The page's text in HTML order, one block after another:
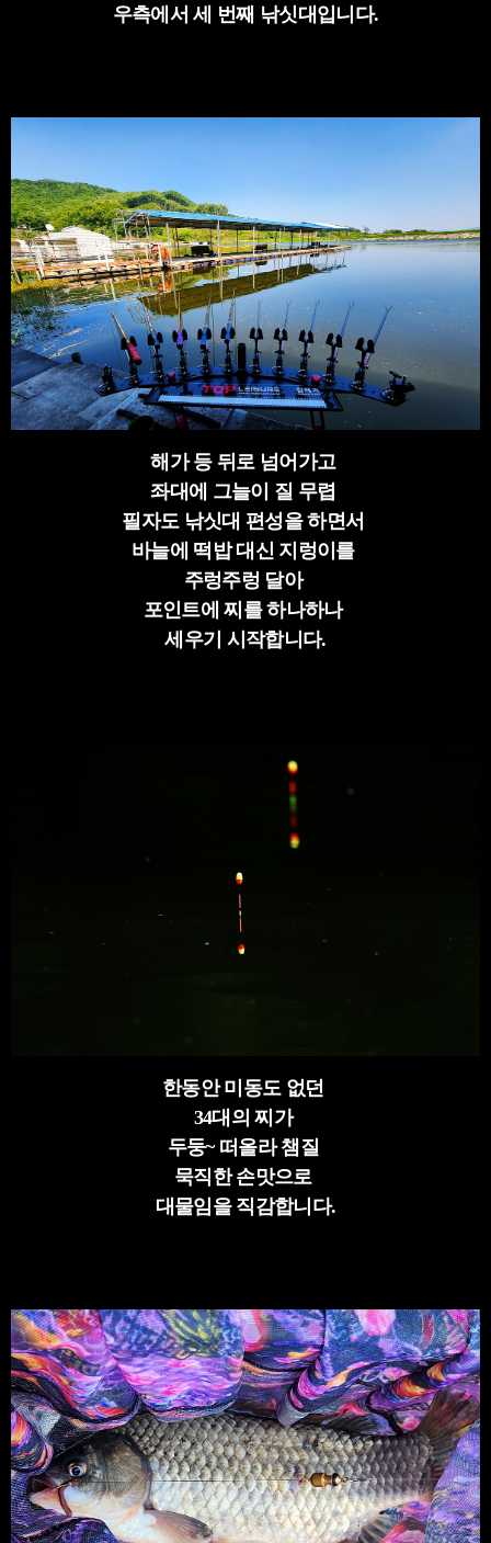
우측에서 세 번째 낚싯대입니다.
해가 등 뒤로 넘어가고
좌대에 그늘이 질 무렵
필자도 낚싯대 편성을 하면서
바늘에 떡밥 대신 지렁이를
주렁주렁 달아
포인트에 찌를 하나하나
세우기 시작합니다.
한동안 미동도 없던
34대의 찌가
두둥~ 떠올라 챔질
묵직한 손맛으로
대물임을 직감합니다.